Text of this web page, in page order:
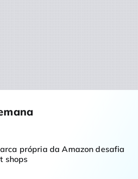
própria da Amazon desafia
shops